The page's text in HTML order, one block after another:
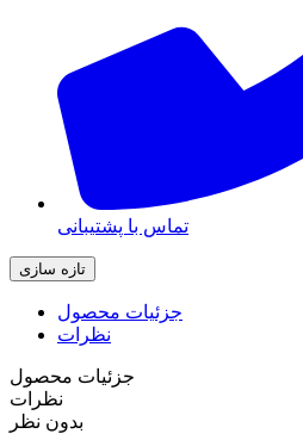
تماس با پشتیبانی
جزئیات محصول
نظرات
جزئیات محصول
نظرات
بدون نظر